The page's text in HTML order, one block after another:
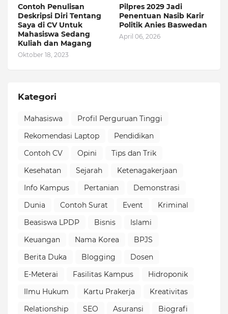
Contoh Penulisan
Deskripsi Diri Tentang
Saya di CV Untuk
Mahasiswa Sedang
Kuliah dan Magang
Oktober 18, 2023
Pilpres 2029 Jadi
Penentuan Nasib Karir
Politik Anies Baswedan
April 06, 2026
Kategori
Mahasiswa
Profil Perguruan Tinggi
Rekomendasi Laptop
Pendidikan
Contoh CV
Opini
Tips dan Trik
Kesehatan
Sejarah
Ketenagakerjaan
Info Kampus
Pertanian
Demonstrasi
Dunia
Contoh Surat Event
Kriminal
Beasiswa LPDP
Bisnis
Islami
Keuangan
Nama Korea
BPJS
Berita Duka
Blogging
Dosen
E-Meterai
Fasilitas Kampus
Hidroponik
Ilmu Hukum
Kartu Prakerja
Kreativitas
Relationship
SEO Asuransi
Biografi